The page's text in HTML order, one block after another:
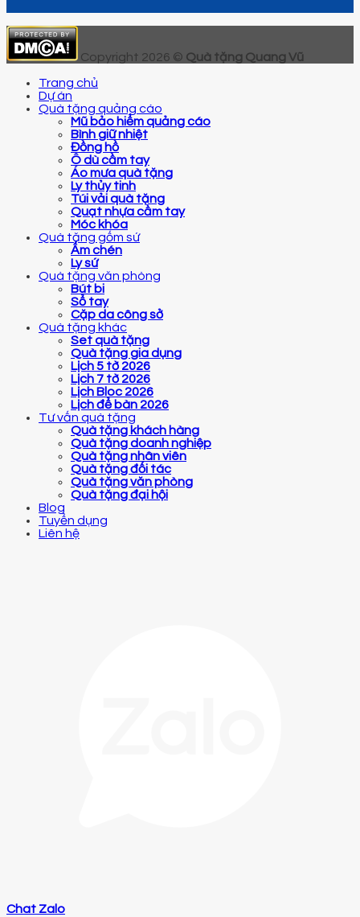
Copyright 2026 © Quà tặng Quang Vũ
Trang chủ
Dự án
Quà tặng quảng cáo
Mũ bảo hiểm quảng cáo
Bình giữ nhiệt
Đồng hồ
Ô dù cầm tay
Áo mưa quà tặng
Ly thủy tinh
Túi vải quà tặng
Quạt nhựa cầm tay
Móc khóa
Quà tặng gốm sứ
Ấm chén
Ly sứ
Quà tặng văn phòng
Bút bi
Sổ tay
Cặp da công sở
Quà tặng khác
Set quà tặng
Quà tặng gia dụng
Lịch 5 tờ 2026
Lịch 7 tờ 2026
Lịch Bloc 2026
Lịch để bàn 2026
Tư vấn quà tặng
Quà tặng khách hàng
Quà tặng doanh nghiệp
Quà tặng nhân viên
Quà tặng đối tác
Quà tặng văn phòng
Quà tặng đại hội
Blog
Tuyển dụng
Liên hệ
Chat Zalo